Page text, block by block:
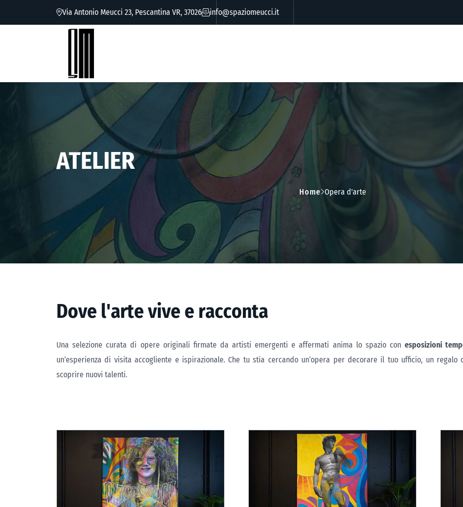
Via Antonio Meucci 23, Pescantina VR, 37026 info@spaziomeucci.it
ATELIER
Home Opera d'arte
Dove l'artevive e racconta
Una selezione curata di opere originali firmate da artisti emergenti e affermati anima lo spazio conesposizioni
un’esperienza di visita accogliente e ispirazionale. Che tu stia cercando un’opera per decorare il tuo ufficio, un regalo
scoprire nuovi talenti.